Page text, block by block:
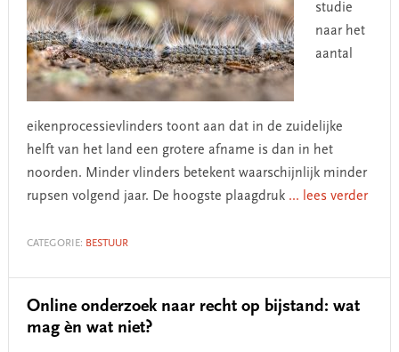
studie
naar het
aantal
eikenprocessievlinders toont aan dat in de zuidelijke
helft van het land een grotere afname is dan in het
noorden. Minder vlinders betekent waarschijnlijk minder
rupsen volgend jaar. De hoogste plaagdruk ... lees verder
CATEGORIE: BESTUUR
Online onderzoek naar recht op bijstand: wat
mag èn wat niet?